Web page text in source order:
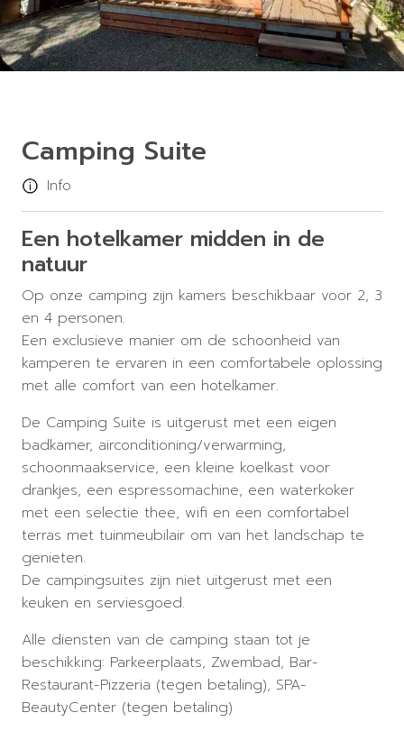
Camping Suite
Info
Een hotelkamer midden in de
natuur
Op onze camping zijn kamers beschikbaar voor 2, 3
en 4 personen.
Een exclusieve manier om de schoonheid van
kamperen te ervaren in een comfortabele oplossing
met alle comfort van een hotelkamer.
De Camping Suite is uitgerust met een eigen
badkamer, airconditioning/verwarming,
schoonmaakservice, een kleine koelkast voor
drankjes, een espressomachine, een waterkoker
met een selectie thee, wifi en een comfortabel
terras met tuinmeubilair om van het landschap te
genieten.
De campingsuites zijn niet uitgerust met een
keuken en serviesgoed.
Alle diensten van de camping staan tot je
beschikking: Parkeerplaats, Zwembad, Bar-
Restaurant-Pizzeria (tegen betaling), SPA-
BeautyCenter (tegen betaling)